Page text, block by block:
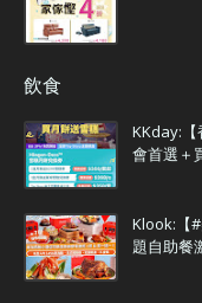
飲食
KKday:
會首選＋
Klook:【
題自助餐